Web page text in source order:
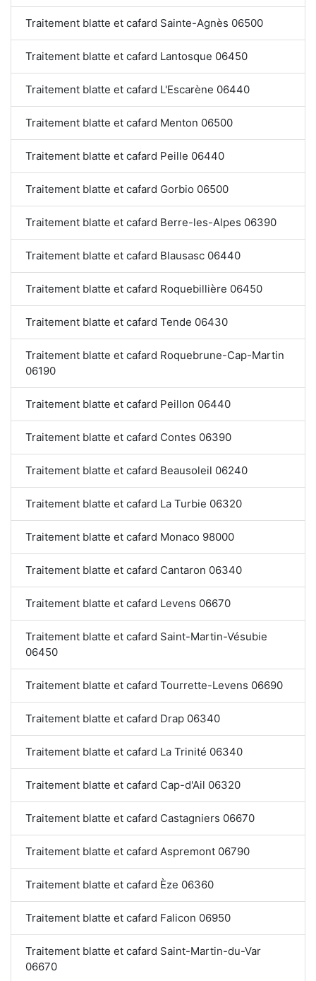
Traitement blatte et cafard Sainte-Agnès 06500
Traitement blatte et cafard Lantosque 06450
Traitement blatte et cafard L'Escarène 06440
Traitement blatte et cafard Menton 06500
Traitement blatte et cafard Peille 06440
Traitement blatte et cafard Gorbio 06500
Traitement blatte et cafard Berre-les-Alpes 06390
Traitement blatte et cafard Blausasc 06440
Traitement blatte et cafard Roquebillière 06450
Traitement blatte et cafard Tende 06430
Traitement blatte et cafard Roquebrune-Cap-Martin
06190
Traitement blatte et cafard Peillon 06440
Traitement blatte et cafard Contes 06390
Traitement blatte et cafard Beausoleil 06240
Traitement blatte et cafard La Turbie 06320
Traitement blatte et cafard Monaco 98000
Traitement blatte et cafard Cantaron 06340
Traitement blatte et cafard Levens 06670
Traitement blatte et cafard Saint-Martin-Vésubie
06450
Traitement blatte et cafard Tourrette-Levens 06690
Traitement blatte et cafard Drap 06340
Traitement blatte et cafard La Trinité 06340
Traitement blatte et cafard Cap-d'Ail 06320
Traitement blatte et cafard Castagniers 06670
Traitement blatte et cafard Aspremont 06790
Traitement blatte et cafard Èze 06360
Traitement blatte et cafard Falicon 06950
Traitement blatte et cafard Saint-Martin-du-Var
06670